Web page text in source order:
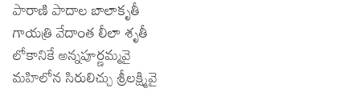
పారాణి పాదాల బాలాకృతీ
గాయత్రి వేదాంత లీలా శృతీ
లోకానికే అన్నపూర్ణమ్మవై
మహిలోన సిరులిచ్చు శ్రీలక్ష్మివై